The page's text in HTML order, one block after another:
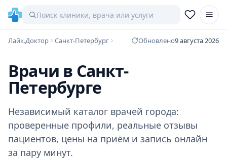
Лайк.Доктор Санкт-Петербург Обновлено9 августа 2026
Врачи в Санкт-
Петербурге
Независимый каталог врачей города:
проверенные профили, реальные отзывы
пациентов, цены на приём и запись онлайн
за пару минут.